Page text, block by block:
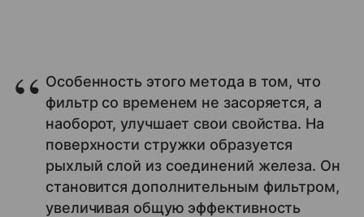
Особенность этого метода в том, что
фильтр со временем не засоряется, а
наоборот, улучшает свои свойства. На
поверхности стружки образуется
рыхлый слой из соединений железа. Он
становится дополнительным фильтром,
увеличивая общую эффективность